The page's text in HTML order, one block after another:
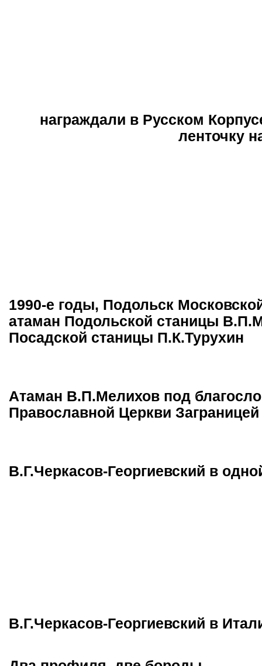
награждали в Русском
ленточку
1990-е годы, Подольск
атаман Подольской станицы
Посадской станицы П.К.Турухин
Атаман В.П.Мелихов под
Православной Церкви Заграницей
В.Г.Черкасов-Георгиевский в
В.Г.Черкасов-Георгиевский в